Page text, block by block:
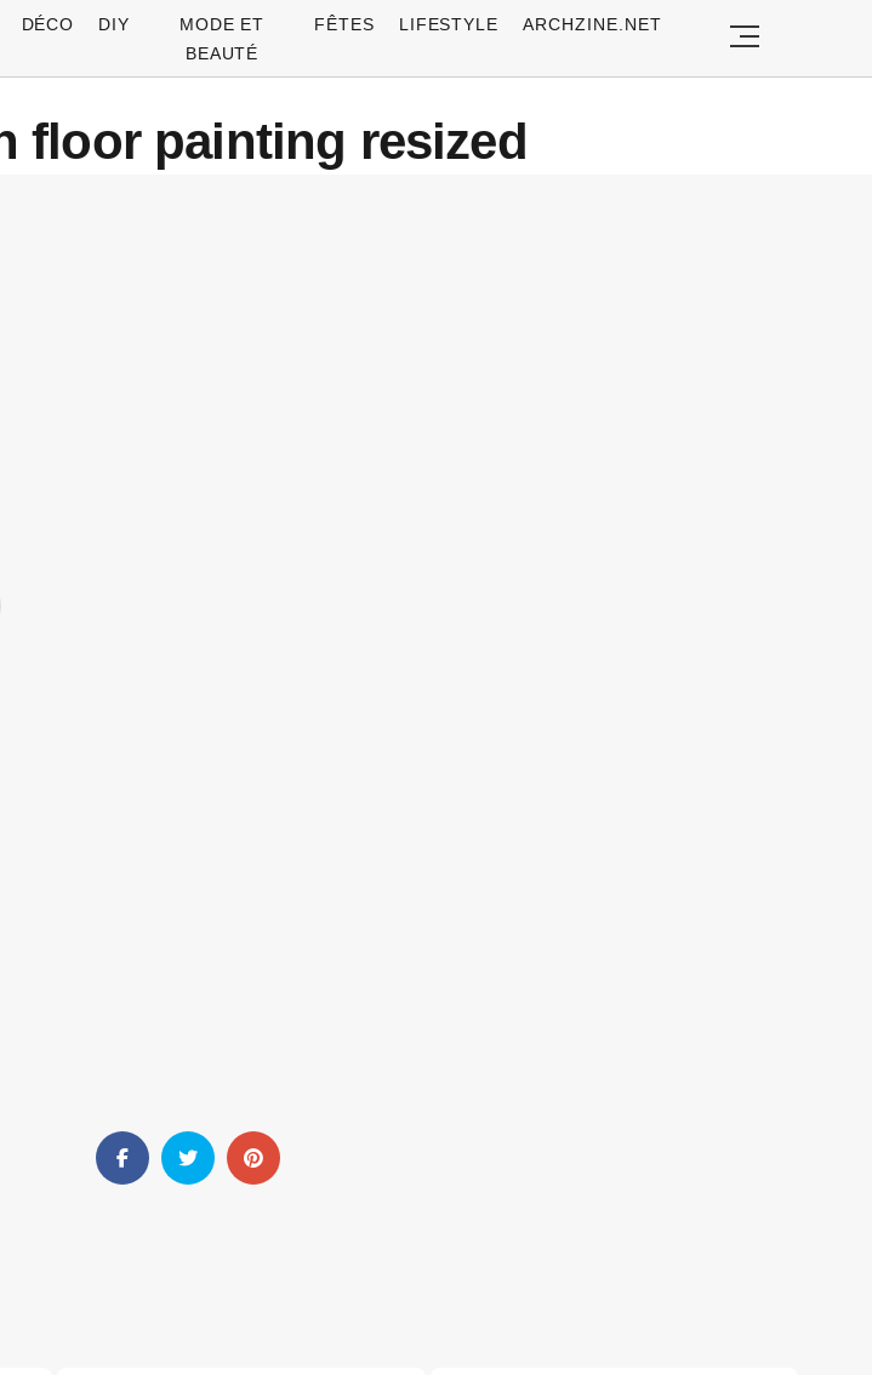
DÉCO DIY
MODE ET
BEAUTÉ
FÊTES LIFESTYLE ARCHZINE.NET
floor painting resized